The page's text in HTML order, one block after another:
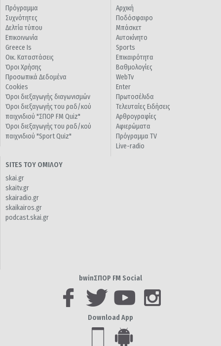
Πρόγραμμα
Συχνότητες
Δελτία τύπου
Επικοινωνία
Greece Is
Οικ. Καταστάσεις
Όροι Χρήσης
Προσωπικά Δεδομένα
Cookies
Όροι διεξαγωγής διαγωνισμών
Όροι διεξαγωγής του ραδ/κού
παιχνιδιού "ΣΠΟΡ FM Quiz"
Όροι διεξαγωγής του ραδ/κού
παιχνιδιού "Sport Quiz"
Αρχική
Ποδόσφαιρο
Μπάσκετ
Αυτοκίνητο
Sports
Επικαιρότητα
Βαθμολογίες
WebTv
Enter
Πρωτοσέλιδα
Τελευταίες Ειδήσεις
Αρθρογραφίες
Αφιερώματα
Πρόγραμμα TV
Live-radio
SITES ΤΟΥ ΟΜΙΛΟΥ
skai.gr
skaitv.gr
skairadio.gr
skaikairos.gr
podcast.skai.gr
bwinΣΠΟΡ FM Social
Download App